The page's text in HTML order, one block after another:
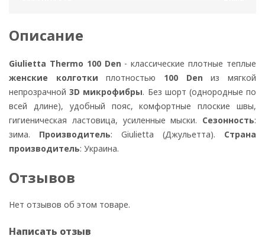
Описание
Giulietta Thermo 100 Den - классические плотные теплые
женские колготки плотностью 100 Denиз мягкой
непрозрачной3D микрофибры. Без шорт (однородные по
всей длине), удобный пояс, комфортные плоские швы,
гигиеническая ластовица, усиленные мыски. Сезонность:
зима. Производитель: Giulietta (Джульетта). Страна
производитель: Украина.
Отзывов
Нет отзывов об этом товаре.
Написать отзыв